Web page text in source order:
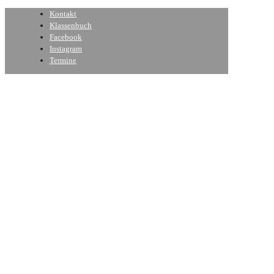
Kontakt
Klassenbuch
Facebook
Instagram
Termine